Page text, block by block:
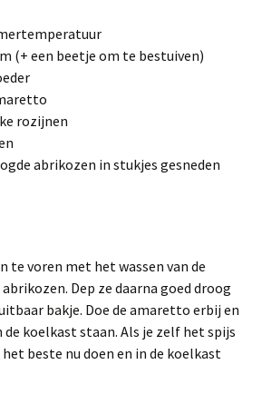
(+ een beetje om te bestuiven)
rozijnen
abrikozen in stukjes gesneden
te voren met het wassen van de
Dep ze daarna goed droog
bakje. Doe de amaretto erbij en
koelkast staan. Als je zelf het spijs
beste nu doen en in de koelkast